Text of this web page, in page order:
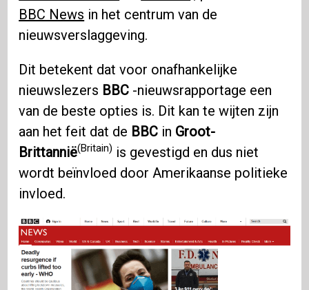
BBC News in het centrum van de
nieuwsverslaggeving.
Dit betekent dat voor onafhankelijke
nieuwslezers BBC -nieuwsrapportage een
van de beste opties is. Dit kan te wijten zijn
aan het feit dat de BBC in Groot-
Brittannië(Britain) is gevestigd en dus niet
wordt beïnvloed door Amerikaanse politieke
invloed.